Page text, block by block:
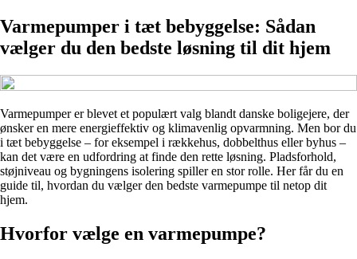
Varmepumper i tæt bebyggelse: Sådan
vælger du den bedste løsning til dit hjem
Varmepumper er blevet et populært valg blandt danske boligejere, der
ønsker en mere energieffektiv og klimavenlig opvarmning. Men bor du
i tæt bebyggelse – for eksempel i rækkehus, dobbelthus eller byhus –
kan det være en udfordring at finde den rette løsning. Pladsforhold,
støjniveau og bygningens isolering spiller en stor rolle. Her får du en
guide til, hvordan du vælger den bedste varmepumpe til netop dit
hjem.
Hvorfor vælge en varmepumpe?